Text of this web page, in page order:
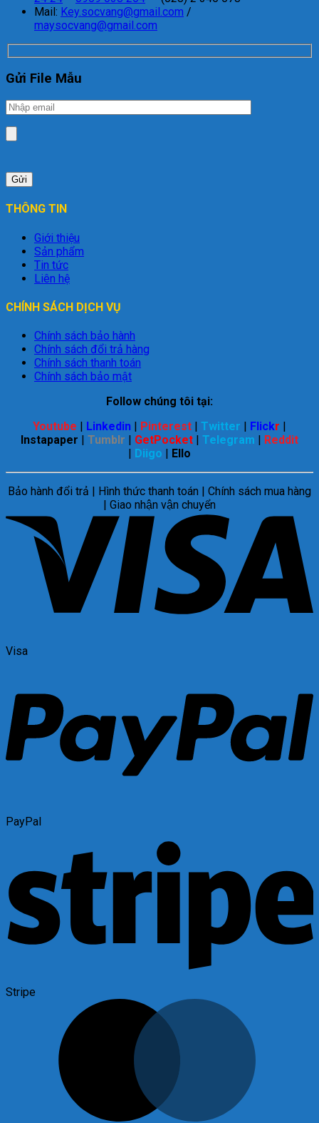
Mail: Key.socvang@gmail.com /
maysocvang@gmail.com
Gửi File Mẫu
THÔNG TIN
Giới thiệu
Sản phẩm
Tin tức
Liên hệ
CHÍNH SÁCH DỊCH VỤ
Chính sách bảo hành
Chính sách đổi trả hàng
Chính sách thanh toán
Chính sách bảo mật
Follow chúng tôi tại:
Youtube
Linkedin Pinterest Twitter Flickr
Instapaper
Tumblr GetPocket Telegram
Reddit
Diigo Ello
Bảo hành đổi trả | Hình thức thanh toán | Chính sách mua hàng
| Giao nhận vận chuyển
Visa
PayPal
Stripe